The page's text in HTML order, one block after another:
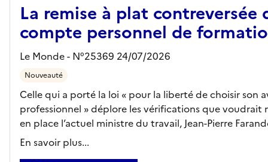
La remise à plat contreversée
compte personnel de
Le Monde - N°25369 24/07/2026
Nouveauté
Celle qui a porté la loi « pour la liberté de choisir son
professionnel » déplore les vérifications que voudrait
en place l’actuel ministre du travail, Jean-Pierre
En savoir plus...